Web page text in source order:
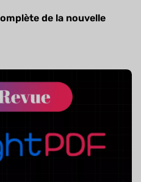
de la nouvelle